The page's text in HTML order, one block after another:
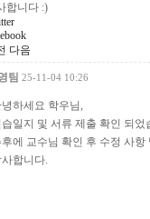
합니다 :)
다음
팀 25-11-04 10:26
녕하세요 학우님,
습일지 및 서류 제출 확인 되었
후에 교수님 확인 후 수정 사
사합니다.